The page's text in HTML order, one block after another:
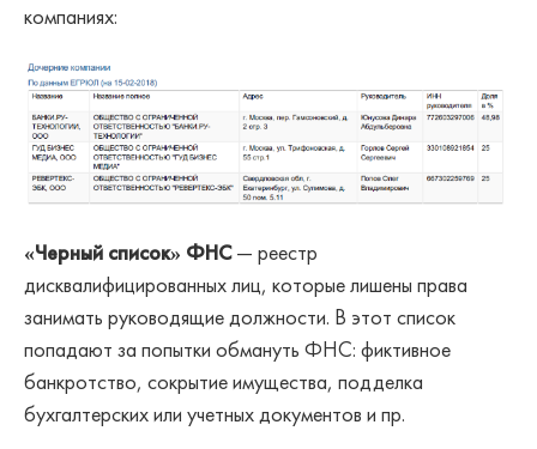
компаниях:
«Черный список» ФНС— реестр
дисквалифицированных лиц, которые лишены права
занимать руководящие должности. В этот список
попадают за попытки обмануть ФНС: фиктивное
банкротство, сокрытие имущества, подделка
бухгалтерских или учетных документов и пр.